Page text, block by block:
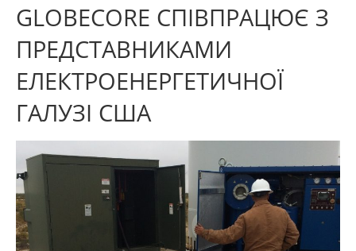
GLOBECORE СПІВПРАЦЮЄ З
ПРЕДСТАВНИКАМИ
ЕЛЕКТРОЕНЕРГЕТИЧНОЇ
ГАЛУЗІ США